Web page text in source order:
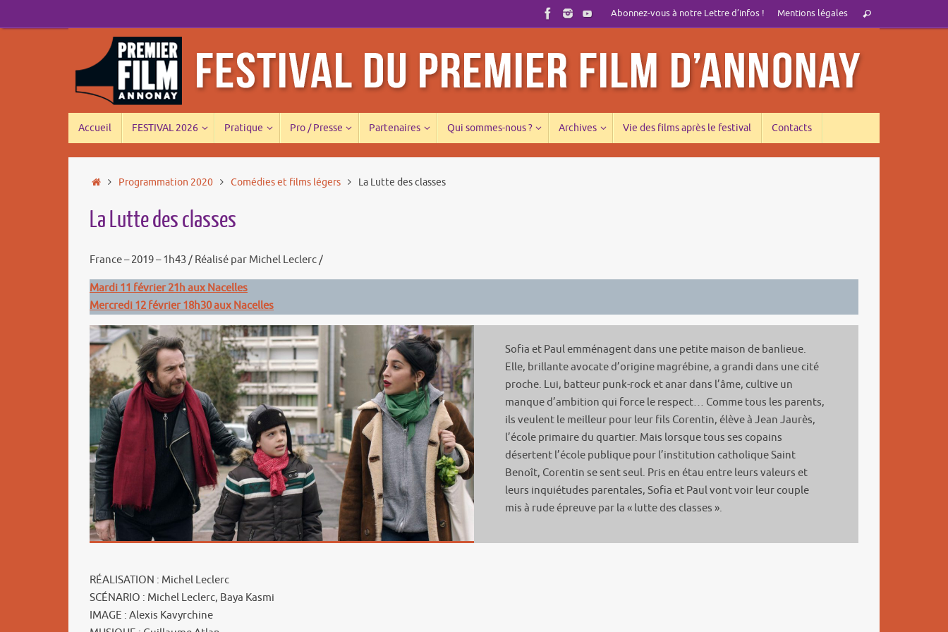
au
Abonnez-vous à notre Lettre d’infos ! Mentions légales
pour
Rechercher
Accueil FESTIVAL 2026 Pratique Pro / Presse Partenaires Qui sommes-nous ? Archives Vie des films après le festival Contacts
Accueil
Programmation 2020 Comédies et films légers La Lutte des classes
La Lutte des classes
France – 2019 – 1h43 / Réalisé par Michel Leclerc /
Mardi 11 février 21h aux Nacelles
Mercredi 12 février 18h30 aux Nacelles
Sofia et Paul emménagent dans une petite maison de banlieue.
Elle, brillante avocate d’origine magrébine, a grandi dans une cité
proche. Lui, batteur punk-rock et anar dans l’âme, cultive un
manque d’ambition qui force le respect… Comme tous les parents,
ils veulent le meilleur pour leur fils Corentin, élève à Jean Jaurès,
l’école primaire du quartier. Mais lorsque tous ses copains
désertent l’école publique pour l’institution catholique Saint
Benoît, Corentin se sent seul. Pris en étau entre leurs valeurs et
leurs inquiétudes parentales, Sofia et Paul vont voir leur couple
mis à rude épreuve par la « lutte des classes ».
RÉALISATION : Michel Leclerc
SCÉNARIO : Michel Leclerc, Baya Kasmi
IMAGE : Alexis Kavyrchine